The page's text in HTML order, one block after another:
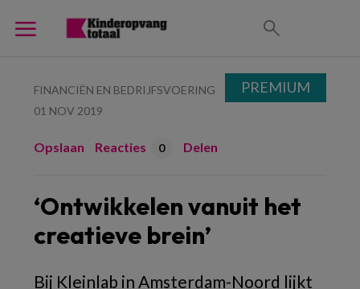
FINANCIËN EN BEDRIJFSVOERING
01 NOV 2019
Opslaan Reacties 0 Delen
‘Ontwikkelen vanuit het
creatieve brein’
Bij Kleinlab in Amsterdam-Noord lijkt
PREMIUM